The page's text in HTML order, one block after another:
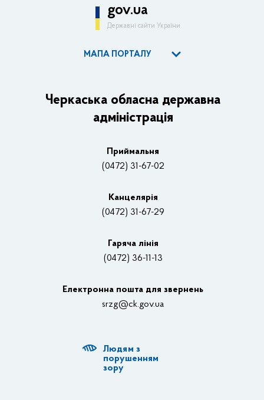
gov.ua
Державні сайти України
МАПА ПОРТАЛУ
Керівництво адміністрації
Основні завдання та нормативно-правові засади
Нагороди
Контакти
Структурні підрозділи ОДА
Діяльність ОДА
Черкаська обласна державна
адміністрація
Приймальня
(0472) 31-67-02
Канцелярiя
(0472) 31-67-29
Гаряча лінія
(0472) 36-11-13
Електронна пошта для звернень
srzg@ck.gov.ua
Людям з
порушенням
зору